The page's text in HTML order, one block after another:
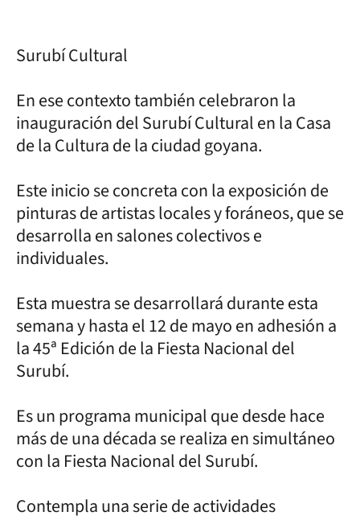
Surubí Cultural
En ese contexto también celebraron la
inauguración del Surubí Cultural en la Casa
de la Cultura de la ciudad goyana.
Este inicio se concreta con la exposición de
pinturas de artistas locales y foráneos, que se
desarrolla en salones colectivos e
individuales.
Esta muestra se desarrollará durante esta
semana y hasta el 12 de mayo en adhesión a
la 45ª Edición de la Fiesta Nacional del
Surubí.
Es un programa municipal que desde hace
más de una década se realiza en simultáneo
con la Fiesta Nacional del Surubí.
Contempla una serie de actividades